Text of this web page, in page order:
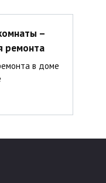
–
ремонта
в доме